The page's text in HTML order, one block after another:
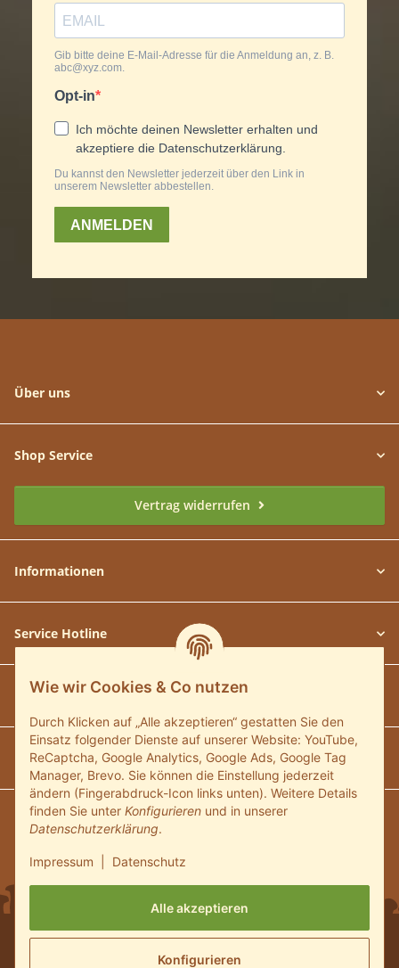
Alle akzeptieren
Konfigurieren
Wie wir Cookies & Co nutzen
Durch Klicken auf „Alle akzeptieren“ gestatten Sie den
Einsatz folgender Dienste auf unserer Website: YouTube,
ReCaptcha, Google Analytics, Google Ads, Google Tag
Manager, Brevo. Sie können die Einstellung jederzeit
ändern (Fingerabdruck-Icon links unten). Weitere Details
finden Sie unter Konfigurieren und in unserer
Datenschutzerklärung.
Impressum Datenschutz
Über uns
Shop Service
Vertrag widerrufen
Informationen
Service Hotline
Unsere Communitys
Unsere Zahlungsarten
Wir versenden mit: